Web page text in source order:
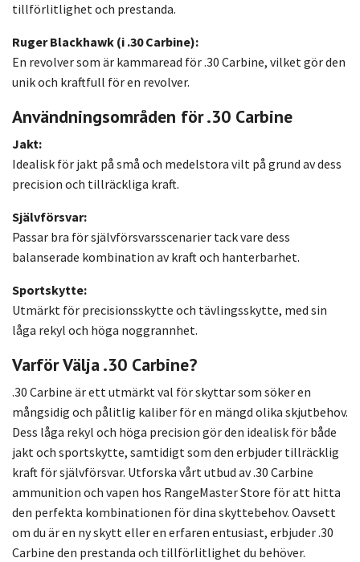
tillförlitlighet och prestanda.
Ruger Blackhawk (i .30 Carbine):
En revolver som är kammaread för .30 Carbine, vilket gör den
unik och kraftfull för en revolver.
Användningsområden för .30 Carbine
Jakt:
Idealisk för jakt på små och medelstora vilt på grund av dess
precision och tillräckliga kraft.
Självförsvar:
Passar bra för självförsvarsscenarier tack vare dess
balanserade kombination av kraft och hanterbarhet.
Sportskytte:
Utmärkt för precisionsskytte och tävlingsskytte, med sin
låga rekyl och höga noggrannhet.
Varför Välja .30 Carbine?
.30 Carbine är ett utmärkt val för skyttar som söker en
mångsidig och pålitlig kaliber för en mängd olika skjutbehov.
Dess låga rekyl och höga precision gör den idealisk för både
jakt och sportskytte, samtidigt som den erbjuder tillräcklig
kraft för självförsvar. Utforska vårt utbud av .30 Carbine
ammunition och vapen hos RangeMaster Store för att hitta
den perfekta kombinationen för dina skyttebehov. Oavsett
om du är en ny skytt eller en erfaren entusiast, erbjuder .30
Carbine den prestanda och tillförlitlighet du behöver.